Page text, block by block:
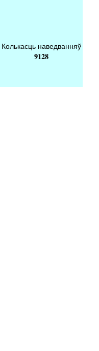
Колькасць наведванняў
9128